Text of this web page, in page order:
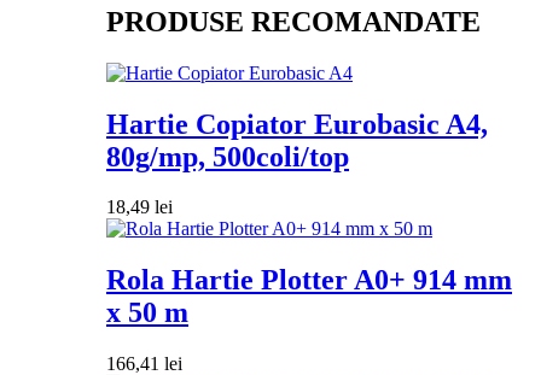
PRODUSE RECOMANDATE
Hartie Copiator Eurobasic A4,
80g/mp, 500coli/top
18,49 lei
Rola Hartie Plotter A0+ 914 mm
x 50 m
166,41 lei